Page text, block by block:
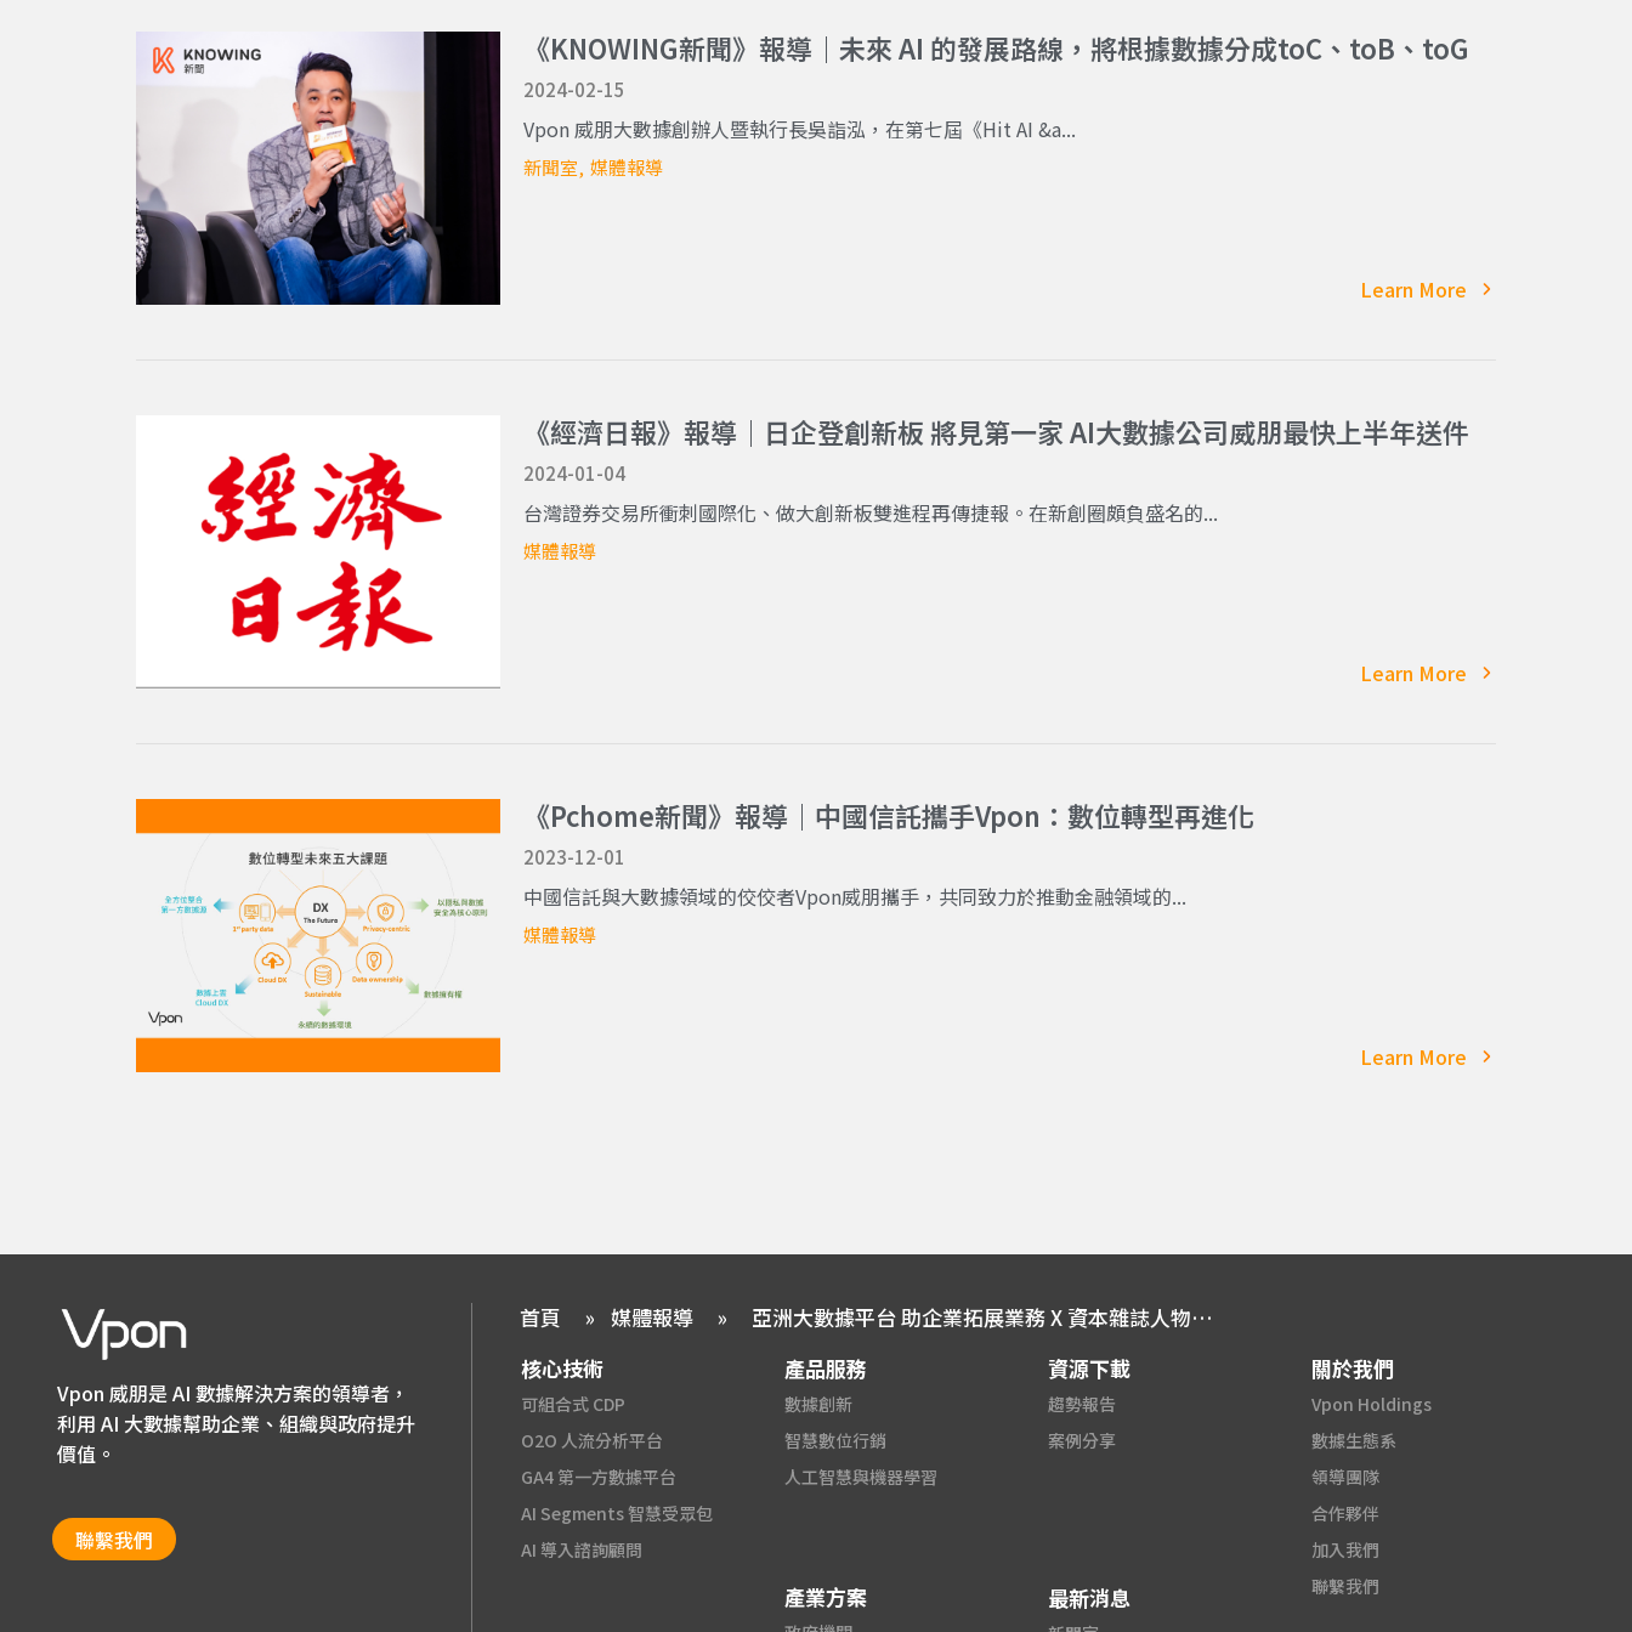
《KNOWING新聞》報導｜未來 AI 的發展路線，將根據數據分成toC、toB、toG
2024-02-15
Vpon 威朋大數據創辦人暨執行長吳詣泓，在第七屆《Hit AI &a...
新聞室 媒體報導
Learn More
《經濟日報》報導｜日企登創新板 將見第一家 AI大數據公司威朋最快上半年送件
2024-01-04
台灣證券交易所衝刺國際化、做大創新板雙進程再傳捷報。在新創圈頗負盛名的...
媒體報導
Learn More
《Pchome新聞》報導｜中國信託攜手Vpon：數位轉型再進化
2023-12-01
中國信託與大數據領域的佼佼者Vpon威朋攜手，共同致力於推動金融領域的...
媒體報導
Learn More
Vpon 威朋是 AI 數據解決方案的領導者，
利用 AI 大數據幫助企業、組織與政府提升
價值。
聯繫我們
首頁 » 媒體報導 »
亞洲大數據平台 助企業拓展業務 X 資本雜誌人物專訪
核心技術
可組合式 CDP
O2O 人流分析平台
GA4 第一方數據平台
AI Segments 智慧受眾包
AI 導入諮詢顧問
產品服務
數據創新
智慧數位行銷
人工智慧與機器學習
產業方案
資源下載
趨勢報告
案例分享
最新消息
關於我們
Vpon Holdings
數據生態系
領導團隊
合作夥伴
加入我們
聯繫我們